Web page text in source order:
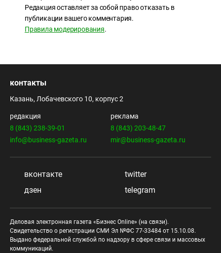
Редакция оставляет за собой право отказать в
публикации вашего комментария.
Правила модерирования.
контакты
Казань, Лобачевского 10, корпус 2
редакция
8 (843) 238-39-01
info@business-gazeta.ru
реклама
8 (843) 203-48-47
mir@business-gazeta.ru
вконтакте
twitter
дзен
telegram
Деловая электронная газета «Бизнес Online» (на связи).
Свидетельство о регистрации СМИ Эл №ФС 77-33484 от 15.10.08.
Выдано федеральной службой по надзору в сфере связи и массовых
коммуникаций.